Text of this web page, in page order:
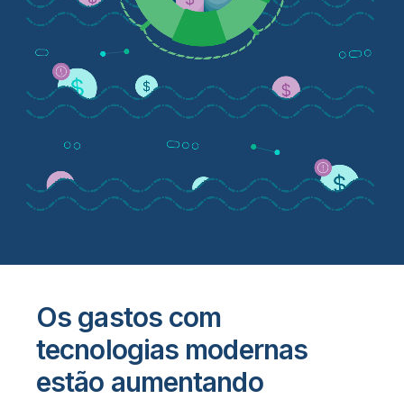
Os gastos com
tecnologias modernas
estão aumentando